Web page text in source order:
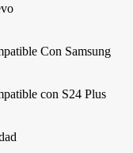
Con Samsung
con S24 Plus